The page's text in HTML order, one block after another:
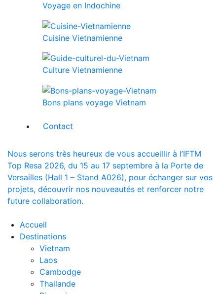
Voyage en Indochine
Cuisine Vietnamienne
Culture Vietnamienne
Bons plans voyage Vietnam
Contact
Nous serons très heureux de vous accueillir à l’IFTM
Top Resa 2026, du 15 au 17 septembre à la Porte de
Versailles (Hall 1 – Stand A026), pour échanger sur vos
projets, découvrir nos nouveautés et renforcer notre
future collaboration.
Accueil
Destinations
Vietnam
Laos
Cambodge
Thailande